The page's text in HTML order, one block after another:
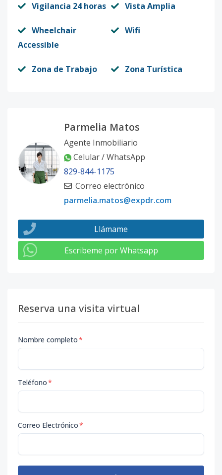
Vigilancia 24 horas Vista Amplia
Wheelchair
Accessible
Wifi
Zona de Trabajo Zona Turística
Parmelia Matos
Agente Inmobiliario
Celular / WhatsApp
829-844-1175
Correo electrónico
parmelia.matos@expdr.com
Llámame
Escribeme por Whatsapp
Reserva una visita virtual
Nombre completo*
Teléfono*
Correo Electrónico*